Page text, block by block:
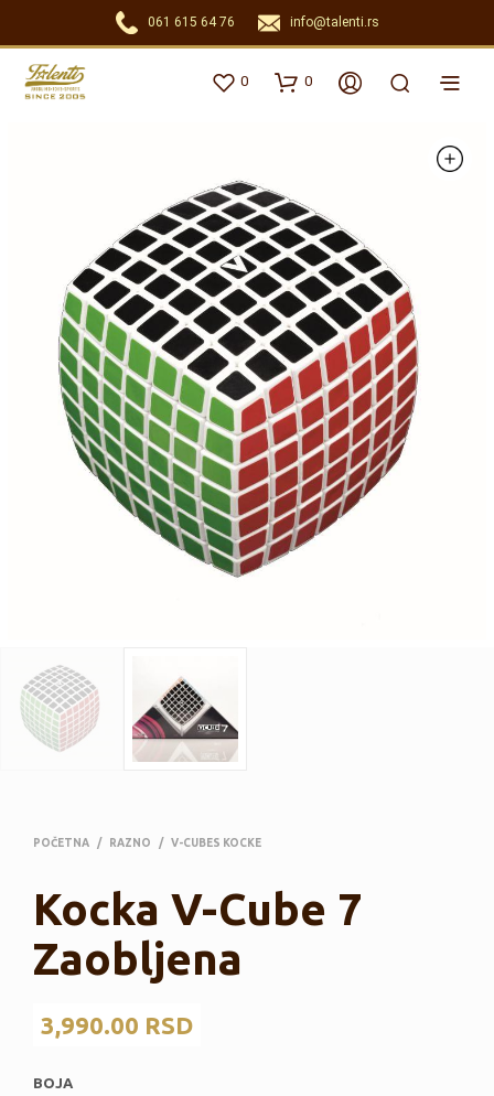
061 615 64 76 info@talenti.rs
0 0
POČETNA / RAZNO / V-CUBES KOCKE
Kocka V-Cube 7
Zaobljena
3,990.00 RSD
BOJA